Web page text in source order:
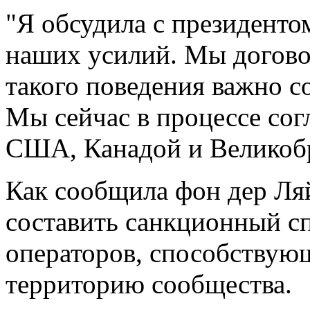
"Я обсудила с
наших усилий. Мы
такого поведения важно
Мы сейчас в процессе
США, Канадой и
Как сообщила фон дер
составить санкционный
операторов,
территорию сообщества.